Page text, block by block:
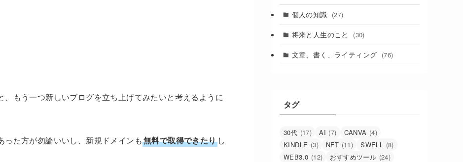
もう一つ新しいブログを立ち上げてみたいと考えるように
た方が勿論いいし、新規ドメインも無料で取得できたりし
個人の知識 (27)
将来と人生のこと (30)
文章、書く、ライティング (76)
タグ
30代 (17) AI (7) CANVA (4)
KINDLE (3) NFT (11) SWELL (8)
WEB3.0 (12) おすすめツール (24)